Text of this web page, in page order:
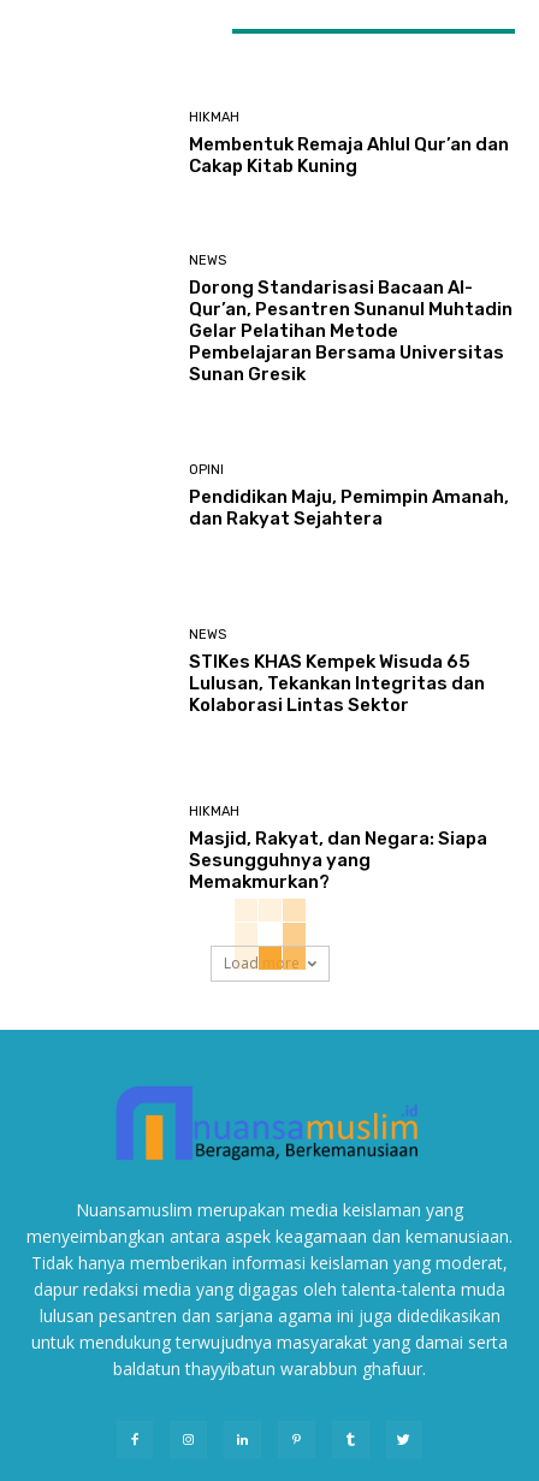
HIKMAH
Membentuk Remaja Ahlul Qur’an dan
Cakap Kitab Kuning
NEWS
Dorong Standarisasi Bacaan Al-
Qur’an, Pesantren Sunanul Muhtadin
Gelar Pelatihan Metode
Pembelajaran Bersama Universitas
Sunan Gresik
OPINI
Pendidikan Maju, Pemimpin Amanah,
dan Rakyat Sejahtera
NEWS
STIKes KHAS Kempek Wisuda 65
Lulusan, Tekankan Integritas dan
Kolaborasi Lintas Sektor
HIKMAH
Masjid, Rakyat, dan Negara: Siapa
Sesungguhnya yang
Memakmurkan?
Load more
Nuansamuslim merupakan media keislaman yang
menyeimbangkan antara aspek keagamaan dan kemanusiaan.
Tidak hanya memberikan informasi keislaman yang moderat,
dapur redaksi media yang digagas oleh talenta-talenta muda
lulusan pesantren dan sarjana agama ini juga didedikasikan
untuk mendukung terwujudnya masyarakat yang damai serta
baldatun thayyibatun warabbun ghafuur.